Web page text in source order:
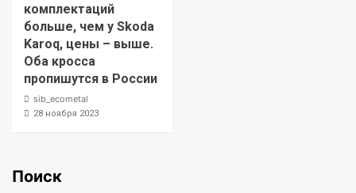
комплектаций
больше, чем у Skoda
Karoq, цены – выше.
Оба кросса
пропишутся в России
sib_ecometal
28 ноября 2023
Поиск